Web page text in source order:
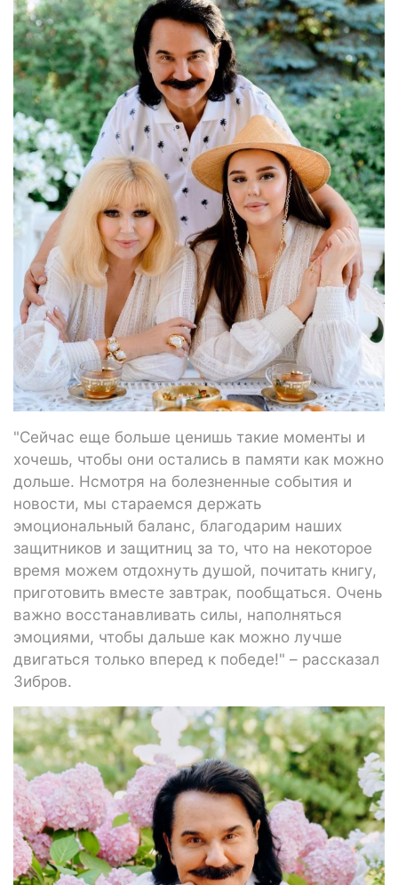
"Сейчас еще больше ценишь такие моменты и
хочешь, чтобы они остались в памяти как можно
дольше. Нсмотря на болезненные события и
новости, мы стараемся держать
эмоциональный баланс, благодарим наших
защитников и защитниц за то, что на некоторое
время можем отдохнуть душой, почитать книгу,
приготовить вместе завтрак, пообщаться. Очень
важно восстанавливать силы, наполняться
эмоциями, чтобы дальше как можно лучше
двигаться только вперед к победе!" – рассказал
Зибров.